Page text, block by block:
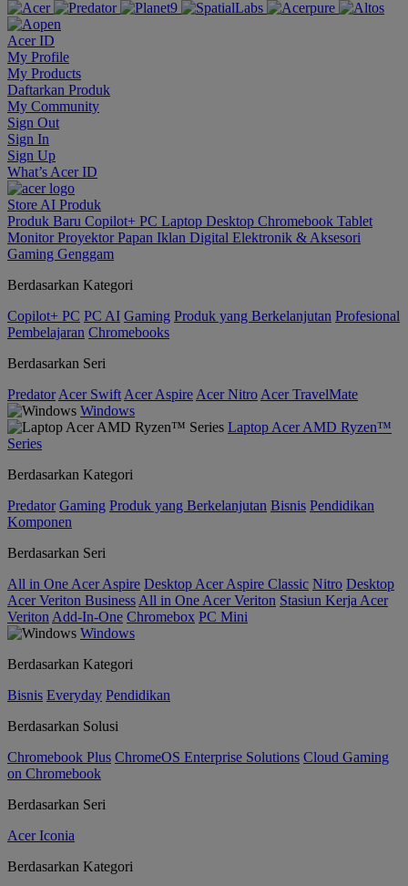
Acer ID
My Profile
My Products
Daftarkan Produk
My Community
Sign Out
Sign In
Sign Up
What’s Acer ID
Store AI Produk
Produk Baru Copilot+ PC Laptop Desktop Chromebook Tablet
MonitorProyektorPapan Iklan Digital Elektronik & Aksesori
Gaming Genggam
Berdasarkan Kategori
Copilot+ PC PC AI Gaming Produk yang Berkelanjutan Profesional
Pembelajaran Chromebooks
Berdasarkan Seri
Predator Acer Swift Acer Aspire Acer Nitro Acer TravelMate
Windows
Laptop Acer AMD Ryzen™
Series
Berdasarkan Kategori
Predator Gaming Produk yang Berkelanjutan Bisnis Pendidikan
Komponen
Berdasarkan Seri
All in One Acer Aspire Desktop Acer Aspire Classic Nitro Desktop
Acer Veriton Business All in One Acer Veriton Stasiun Kerja Acer
Veriton Add-In-One Chromebox PC Mini
Windows
Berdasarkan Kategori
Bisnis Everyday Pendidikan
Berdasarkan Solusi
Chromebook Plus ChromeOS Enterprise Solutions Cloud Gaming
on Chromebook
Berdasarkan Seri
Acer Iconia
Berdasarkan Kategori